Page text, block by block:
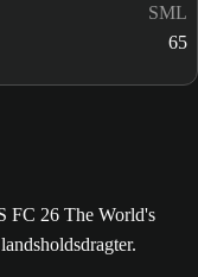
SML
65